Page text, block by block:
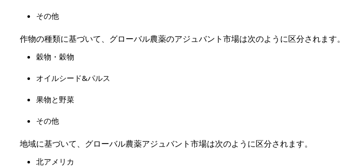
その他
作物の種類に基づいて、グローバル農薬のアジュバント市場は次のように区分されます。
穀物・穀物
オイルシード&パルス
果物と野菜
その他
地域に基づいて、グローバル農薬アジュバント市場は次のように区分されます。
北アメリカ